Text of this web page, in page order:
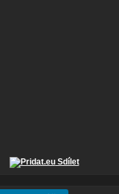
Sdílet